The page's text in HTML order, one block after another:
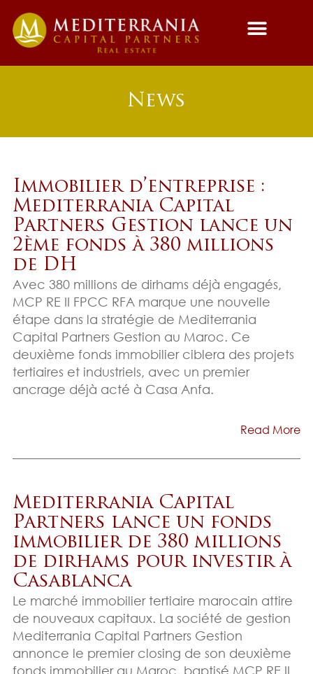
News
Immobilier d’entreprise :
Mediterrania Capital
Partners Gestion lance un
2ème fonds à 380 millions
de DH
Avec 380 millions de dirhams déjà engagés,
MCP RE II FPCC RFA marque une nouvelle
étape dans la stratégie de Mediterrania
Capital Partners Gestion au Maroc. Ce
deuxième fonds immobilier ciblera des projets
tertiaires et industriels, avec un premier
ancrage déjà acté à Casa Anfa.
Read More
Mediterrania Capital
Partners lance un fonds
immobilier de 380 millions
de dirhams pour investir à
Casablanca
Le marché immobilier tertiaire marocain attire
de nouveaux capitaux. La société de gestion
Mediterrania Capital Partners Gestion
annonce le premier closing de son deuxième
fonds immobilier au Maroc, baptisé MCP RE II